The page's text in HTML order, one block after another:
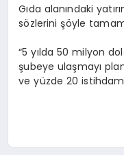
Gıda alanındaki
sözlerini şöyle
“5 yılda 50 milyon
şubeye ulaşmayı
ve yüzde 20 istihdam